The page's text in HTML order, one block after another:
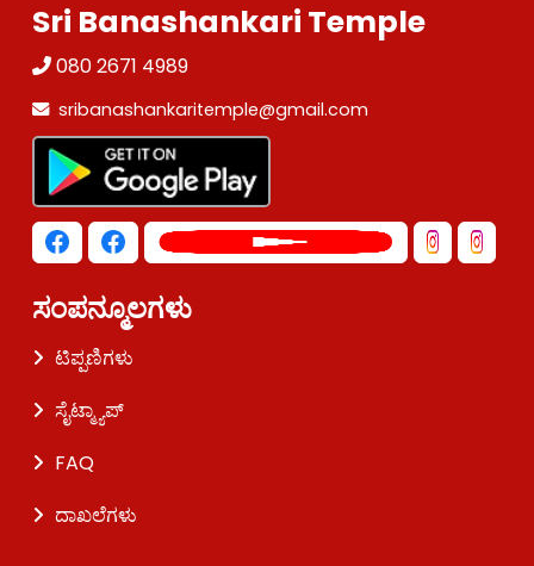
Sri Banashankari Temple
080 2671 4989
sribanashankaritemple@gmail.com
ಸಂಪನ್ಮೂಲಗಳು
ಟಿಪ್ಪಣಿಗಳು
ಸೈಟ್ಮ್ಯಾಪ್
FAQ
ದಾಖಲೆಗಳು